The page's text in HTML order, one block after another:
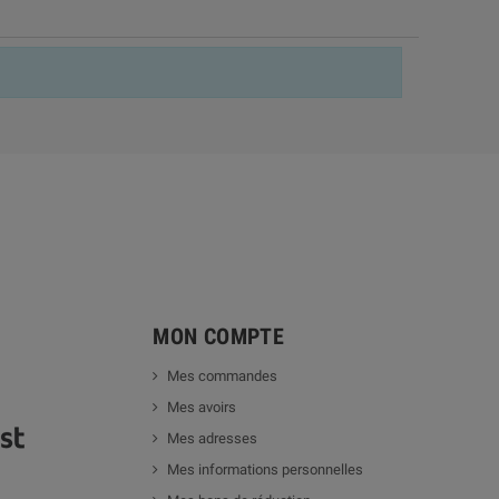
MON COMPTE
Mes commandes
Mes avoirs
Mes adresses
Mes informations personnelles